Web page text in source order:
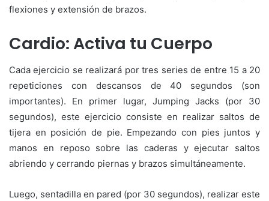
flexiones y extensión de brazos.
Cardio: Activa tu Cuerpo
Cada ejercicio se realizará por tres series de entre 15 a 20
repeticiones con descansos de 40 segundos (son
importantes). En primer lugar, Jumping Jacks (por 30
segundos), este ejercicio consiste en realizar saltos de
tijera en posición de pie. Empezando con pies juntos y
manos en reposo sobre las caderas y ejecutar saltos
abriendo y cerrando piernas y brazos simultáneamente.
Luego, sentadilla en pared (por 30 segundos), realizar este